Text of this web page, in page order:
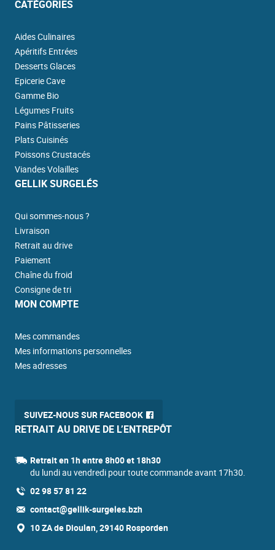
CATÉGORIES
Aides Culinaires
Apéritifs Entrées
Desserts Glaces
Epicerie Cave
Gamme Bio
Légumes Fruits
Pains Pâtisseries
Plats Cuisinés
Poissons Crustacés
Viandes Volailles
GELLIK SURGELÉS
Qui sommes-nous ?
Livraison
Retrait au drive
Paiement
Chaîne du froid
Consigne de tri
MON COMPTE
Mes commandes
Mes informations personnelles
Mes adresses
SUIVEZ-NOUS SUR FACEBOOK
RETRAIT AU DRIVE DE L’ENTREPÔT
Retrait en 1h entre 8h00 et 18h30
du lundi au vendredi pour toute commande avant 17h30.
02 98 57 81 22
contact@gellik-surgeles.bzh
10 ZA de Dioulan, 29140 Rosporden